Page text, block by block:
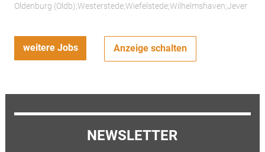
Oldenburg (Oldb);Westerstede;Wiefelstede;Wilhelmshaven;Jever
weitere Jobs Anzeige schalten
NEWSLETTER